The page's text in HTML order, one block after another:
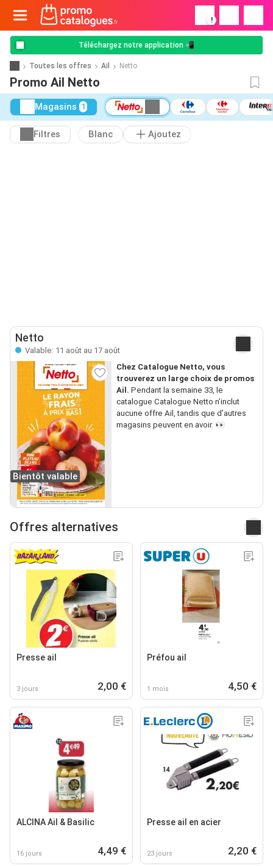
!
Téléchargez notre application 📲
Toutes les offres Ail Netto
Promo Ail Netto
Magasins 1
Filtres Blanc Ajoutez
Netto
Valable: 11 août au 17 août
Bientôt valable
Chez Catalogue Netto, vous
trouverez un large choix de promos
Ail. Pendant la semaine 33, le
catalogue Catalogue Netto n’inclut
aucune offre Ail, tandis que d’autres
magasins peuvent en avoir. 👀
Offres alternatives
Presse ail
3 jours 2,00 €
Préfou ail
1 mois 4,50 €
ALCINA Ail & Basilic
16 jours 4,49 €
Presse ail en acier
23 jours 2,20 €